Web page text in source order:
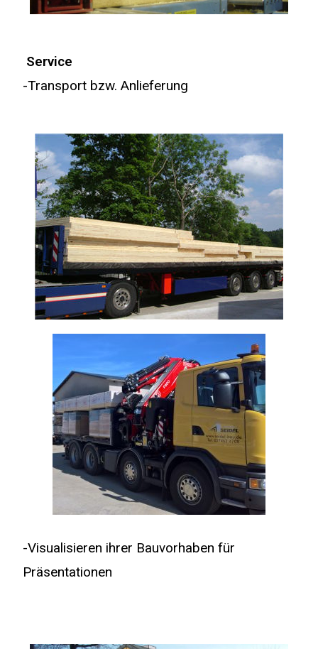
Service
-Transport bzw. Anlieferung
-Visualisieren ihrer Bauvorhaben für
Präsentationen